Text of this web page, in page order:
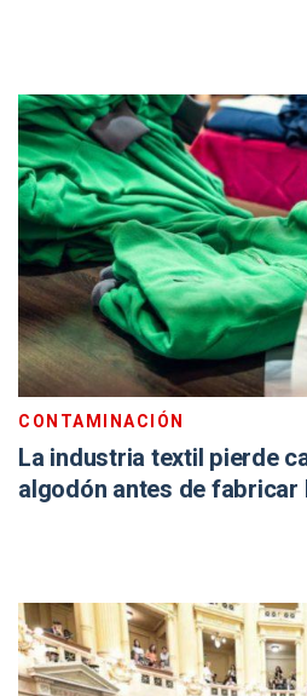
CONTAMINACIÓN
La industria textil pierde
algodón antes de fabricar